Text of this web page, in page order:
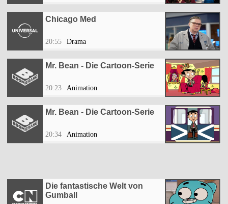
Chicago Med
20:55 Drama
Mr. Bean - Die Cartoon-Serie
20:23 Animation
Mr. Bean - Die Cartoon-Serie
20:34 Animation
Die fantastische Welt von
Gumball